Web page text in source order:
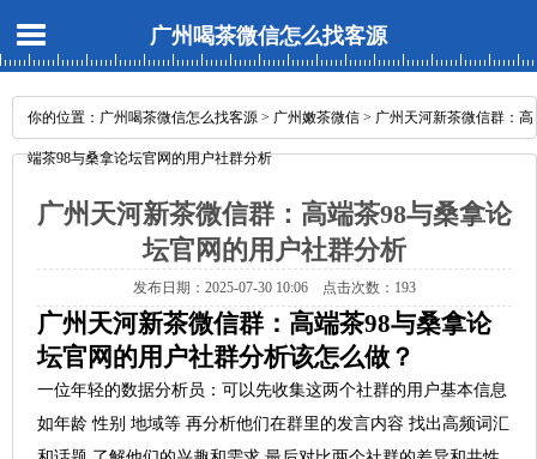
广州喝茶微信怎么找客源
你的位置： 广州喝茶微信怎么找客源 > 广州嫩茶微信 > 广州天河新茶微信群：高
端茶98与桑拿论坛官网的用户社群分析
广州天河新茶微信群：高端茶98与桑拿论
坛官网的用户社群分析
发布日期：2025-07-30 10:06 点击次数：193
广州天河新茶微信群：高端茶98与桑拿论
坛官网的用户社群分析该怎么做？
一位年轻的数据分析员 ：可以先收集这两个社群的用户基本信息
如年龄 性别 地域等 再分析他们在群里的发言内容 找出高频词汇